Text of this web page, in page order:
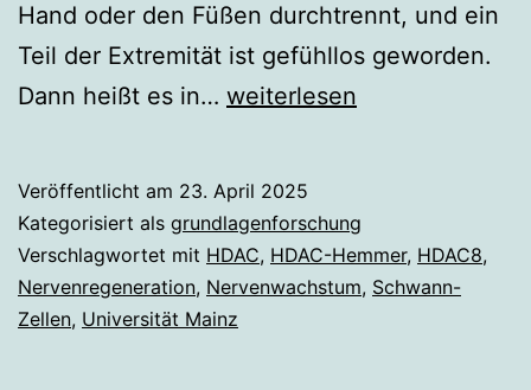
Hand oder den Füßen durchtrennt, und ein
Teil der Extremität ist gefühllos geworden.
Dann heißt es in… Wenn
weiterlesen
Veröffentlicht am 23. April 2025
Kategorisiert als grundlagenforschung
Verschlagwortet mit HDAC, HDAC-Hemmer, HDAC8,
Nervenregeneration, Nervenwachstum, Schwann-
Zellen, Universität Mainz